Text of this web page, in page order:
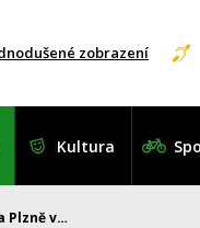
zobrazení
Kultura
Plzně v…